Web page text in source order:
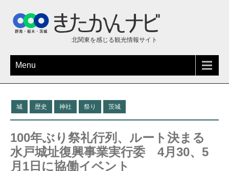
北関東を感じる観光情報サイト
Menu
城 歴史 神社 祭り 茨城
100年ぶり祭礼行列、ルート決まる
水戸城址復興事業実行委 4月30、5
月1日に協働イベント